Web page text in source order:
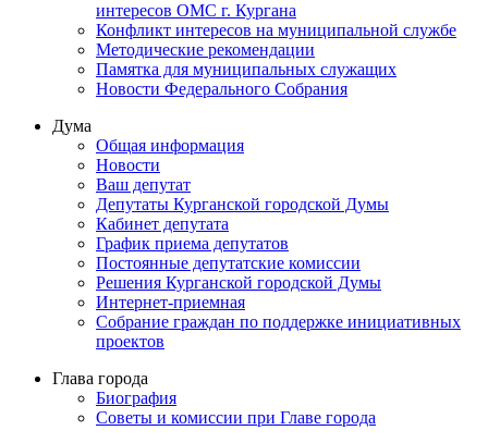
интересов ОМС г. Кургана
Конфликт интересов на муниципальной службе
Методические рекомендации
Памятка для муниципальных служащих
Новости Федерального Cобрания
Дума
Общая информация
Новости
Ваш депутат
Депутаты Курганской городской Думы
Кабинет депутата
График приема депутатов
Постоянные депутатские комиссии
Решения Курганской городской Думы
Интернет-приемная
Собрание граждан по поддержке инициативных
проектов
Глава города
Биография
Советы и комиссии при Главе города